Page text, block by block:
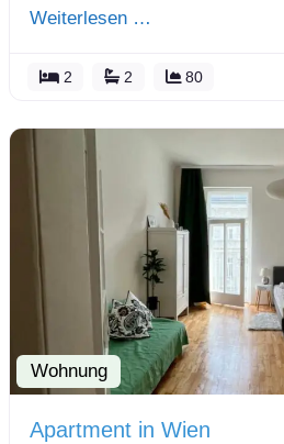
Weiterlesen …
2 2 80
Wohnung
Apartment in Wien